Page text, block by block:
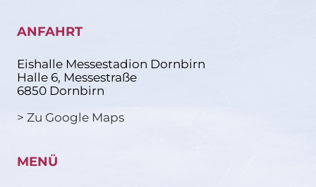
ANFAHRT
Eishalle Messestadion Dornbirn
Halle 6, Messestraße
6850 Dornbirn
> Zu Google Maps
MENÜ